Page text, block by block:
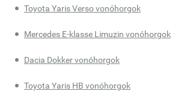
Toyota Yaris Verso vonóhorgok
Mercedes E-klasse Limuzin vonóhorgok
Dacia Dokker vonóhorgok
Toyota Yaris HB vonóhorgok